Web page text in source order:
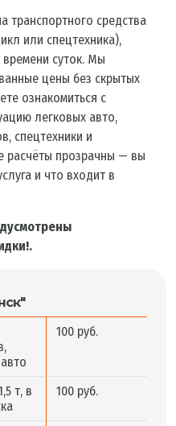
транспортного средства
или спецтехника),
времени суток. Мы
цены без скрытых
ознакомиться с
легковых авто,
спецтехники и
расчёты прозрачны — вы
и что входит в
100 руб.
т, в
100 руб.